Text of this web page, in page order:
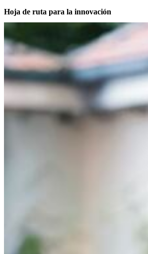
Hoja de ruta para la innovación